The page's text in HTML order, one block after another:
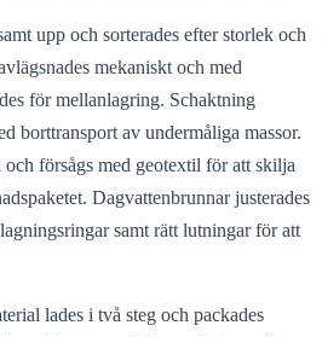
upp och sorterades efter storlek och
mekaniskt och med
för mellanlagring. Schaktning
borttransport av undermåliga massor.
försågs med geotextil för att skilja
Dagvattenbrunnar justerades
samt rätt lutningar för att
lades i två steg och packades